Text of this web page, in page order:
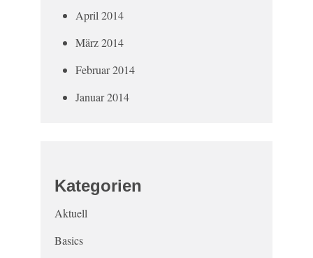
April 2014
März 2014
Februar 2014
Januar 2014
Kategorien
Aktuell
Basics